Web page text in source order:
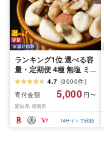
ランキング1位 選べる容
量・定期便 4種 無塩 ミ
ックスナッツ 500g 〜
4kg 素焼きアーモンド
カシューナッツ マカダ
ミアナッツ くるみ 生ナ
ッツ 直火焙煎 素焼き 塩
油 不使用 おやつ ジップ
4.7 (3000件)
寄付金額
5,000 円〜
愛知県 碧南市
14サイトで比較